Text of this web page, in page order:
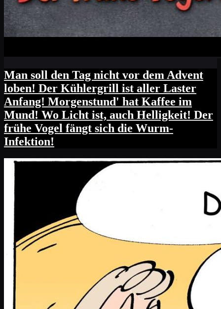
Man soll den Tag nicht vor dem Advent
loben! Der Kühlergrill ist aller Laster
Anfang! Morgenstund' hat Kaffee im
Mund! Wo Licht ist, auch Helligkeit! Der
frühe Vogel fängt sich die Wurm-
Infektion!